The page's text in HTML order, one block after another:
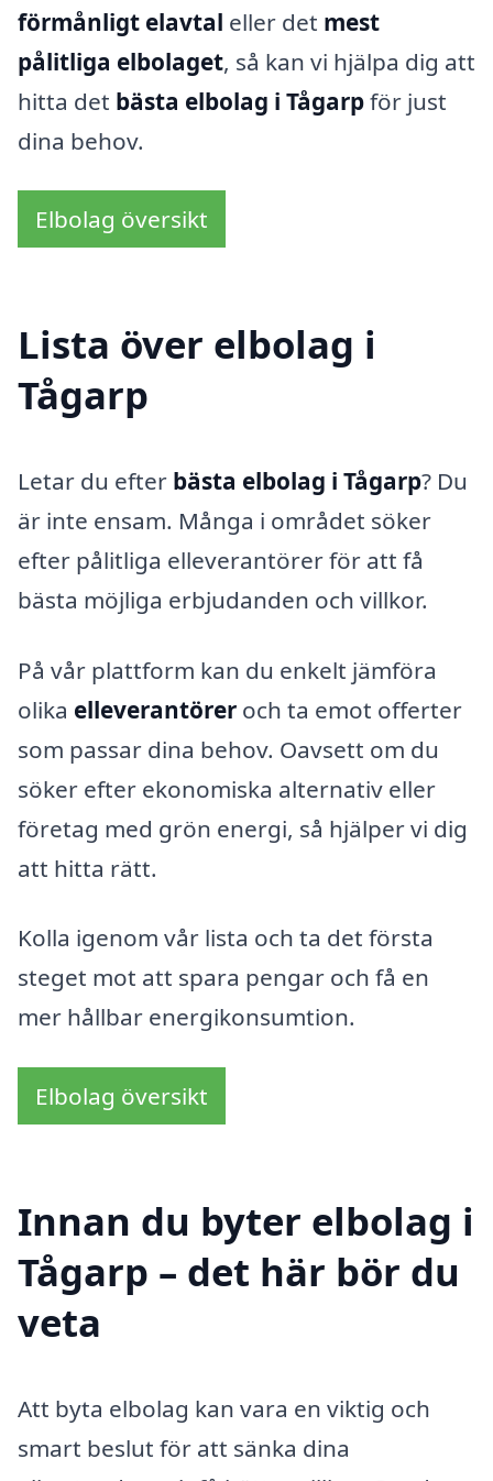
förmånligt elavtal eller det mest
pålitliga elbolaget, så kan vi hjälpa dig att
hitta det bästa elbolag i Tågarpför just
dina behov.
Elbolag översikt
Lista över elbolag i
Tågarp
Letar du efter bästa elbolag i Tågarp? Du
är inte ensam. Många i området söker
efter pålitliga elleverantörer för att få
bästa möjliga erbjudanden och villkor.
På vår plattform kan du enkelt jämföra
olika elleverantörer och ta emot offerter
som passar dina behov. Oavsett om du
söker efter ekonomiska alternativ eller
företag med grön energi, så hjälper vi dig
att hitta rätt.
Kolla igenom vår lista och ta det första
steget mot att spara pengar och få en
mer hållbar energikonsumtion.
Elbolag översikt
Innan du byter elbolag i
Tågarp – det här bör du
veta
Att byta elbolag kan vara en viktig och
smart beslut för att sänka dina